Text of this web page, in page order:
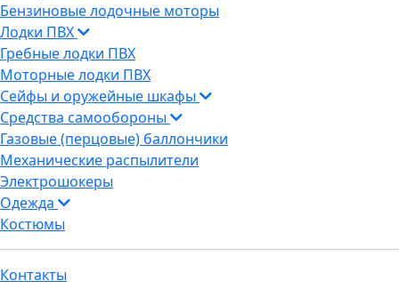
Бензиновые лодочные моторы
Лодки ПВХ
Гребные лодки ПВХ
Моторные лодки ПВХ
Сейфы и оружейные шкафы
Средства самообороны
Газовые (перцовые) баллончики
Механические распылители
Электрошокеры
Одежда
Костюмы
Контакты